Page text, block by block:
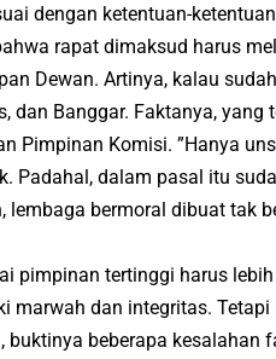
dengan ketentuan-
rapat dimaksud harus
Dewan. Artinya, kalau
dan Banggar. Faktanya,
Pimpinan Komisi. ”Hanya
Padahal, dalam pasal itu
bermoral dibuat tak
pimpinan tertinggi harus
marwah dan integritas.
beberapa kesalahan